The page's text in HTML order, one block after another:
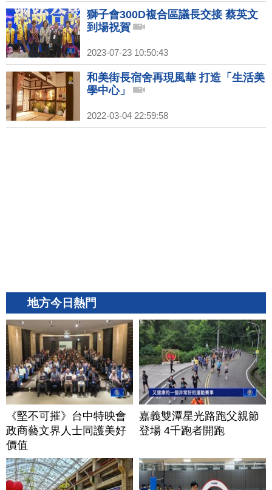
獅子會300D複合區議長交接 蔡英文
到場祝賀
2023-07-23 10:50:43
和美街長宿舍再現風華 打造「生活美
學中心」
2022-03-04 22:59:58
地方今日熱門
《堅不可摧》台中特映會
政商藝文界人士同護美好
價值
嘉義雙潭星光路跑父親節
登場 4千跑者開跑